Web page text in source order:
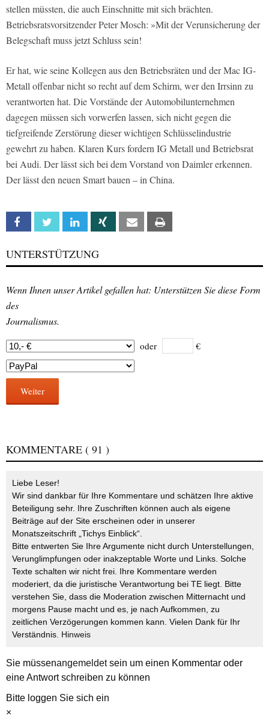
stellen müssten, die auch Einschnitte mit sich brächten.
Betriebsratsvorsitzender Peter Mosch: »Mit der Verunsicherung der
Belegschaft muss jetzt Schluss sein!
Er hat, wie seine Kollegen aus den Betriebsräten und der Mac IG-
Metall offenbar nicht so recht auf dem Schirm, wer den Irrsinn zu
verantworten hat. Die Vorstände der Automobilunternehmen
dagegen müssen sich vorwerfen lassen, sich nicht gegen die
tiefgreifende Zerstörung dieser wichtigen Schlüsselindustrie
gewehrt zu haben. Klaren Kurs fordern IG Metall und Betriebsrat
bei Audi. Der lässt sich bei dem Vorstand von Daimler erkennen.
Der lässt den neuen Smart bauen – in China.
Facebook Twitter Linkedin Xing Email
UNTERSTÜTZUNG
Wenn Ihnen unser Artikel gefallen hat: Unterstützen Sie diese Form
des
Journalismus.
oder €
Weiter
KOMMENTARE ( 91 )
Liebe Leser!
Wir sind dankbar für Ihre Kommentare und schätzen Ihre aktive
Beteiligung sehr. Ihre Zuschriften können auch als eigene
Beiträge auf der Site erscheinen oder in unserer
Monatszeitschrift „Tichys Einblick“.
Bitte entwerten Sie Ihre Argumente nicht durch Unterstellungen,
Verunglimpfungen oder inakzeptable Worte und Links. Solche
Texte schalten wir nicht frei. Ihre Kommentare werden
moderiert, da die juristische Verantwortung bei TE liegt. Bitte
verstehen Sie, dass die Moderation zwischen Mitternacht und
morgens Pause macht und es, je nach Aufkommen, zu
zeitlichen Verzögerungen kommen kann. Vielen Dank für Ihr
Verständnis. Hinweis
Sie müssenangemeldetsein um einen Kommentar oder
eine Antwort schreiben zu können
Bitte loggen Sie sich ein
×